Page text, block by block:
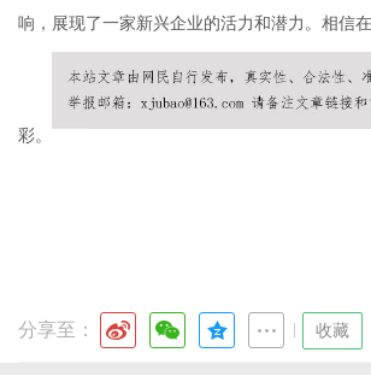
响，展现了一家新兴企业的活力和潜力。相信
彩。
分享至： 收藏